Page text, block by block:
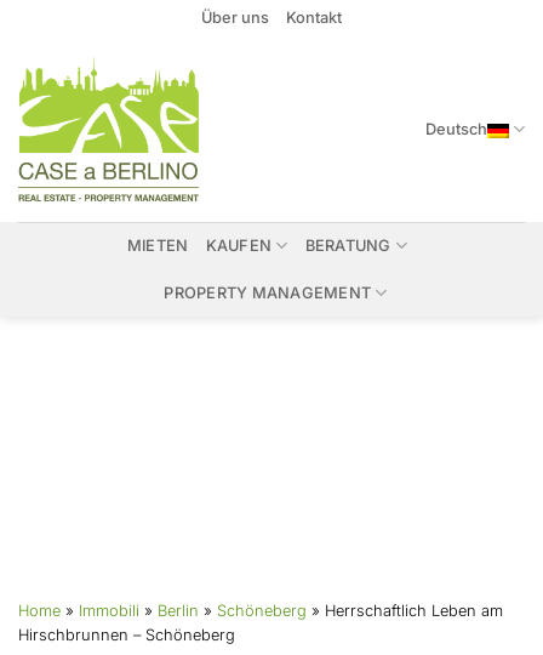
springen
Über uns Kontakt
Deutsch
MIETEN KAUFEN BERATUNG
PROPERTY MANAGEMENT
Home » Immobili » Berlin » Schöneberg » Herrschaftlich Leben am
Hirschbrunnen – Schöneberg